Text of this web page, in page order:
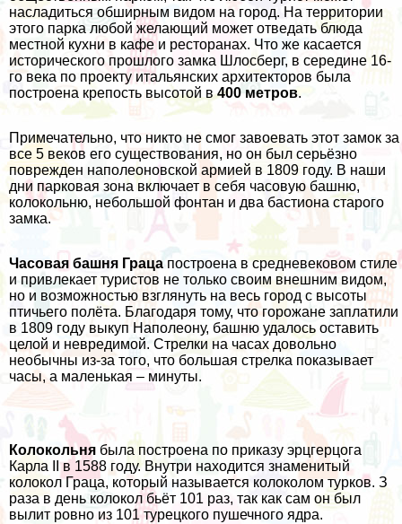
насладиться обширным видом на город. На территории
этого парка любой желающий может отведать блюда
местной кухни в кафе и ресторанах. Что же касается
исторического прошлого замка Шлосберг, в середине 16-
го века по проекту итальянских архитекторов была
построена крепость высотой в400 метров.
Примечательно, что никто не смог завоевать этот замок за
все 5 веков его существования, но он был серьёзно
поврежден наполеоновской армией в 1809 году. В наши
дни парковая зона включает в себя часовую башню,
колокольню, небольшой фонтан и два бастиона старого
замка.
Часовая башня Граца построена в средневековом стиле
и привлекает туристов не только своим внешним видом,
но и возможностью взглянуть на весь город с высоты
птичьего полёта. Благодаря тому, что горожане заплатили
в 1809 году выкуп Наполеону, башню удалось оставить
целой и невредимой. Стрелки на часах довольно
необычны из-за того, что большая стрелка показывает
часы, а маленькая – минуты.
Колокольня была построена по приказу эрцгерцога
Карла II в 1588 году. Внутри находится знаменитый
колокол Граца, который называется колоколом турков. З
раза в день колокол бьёт 101 раз, так как сам он был
вылит ровно из 101 турецкого пушечного ядра.